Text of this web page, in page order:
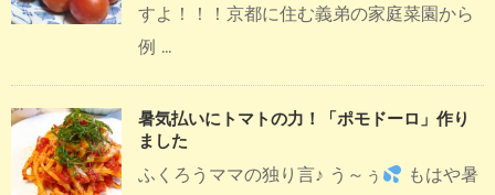
すよ！！！京都に住む義弟の家庭菜園から
例 ...
暑気払いにトマトの力！「ポモドーロ」作り
ました
ふくろうママの独り言♪ う～ぅ
もはや暑